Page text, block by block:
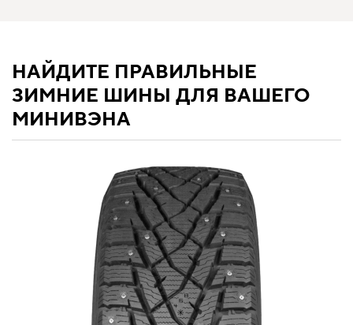
НАЙДИТЕ ПРАВИЛЬНЫЕ
ЗИМНИЕ ШИНЫ ДЛЯ ВАШЕГО
МИНИВЭНА